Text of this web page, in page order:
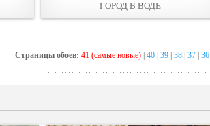
ГОРОД В ВОДЕ
Страницы обоев: 41 (самые новые) 40 39 38 37 36